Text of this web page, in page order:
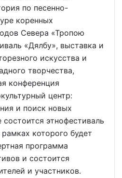
по песенно-
коренных
Севера «Тропою
«Дялбу», выставка и
искусства и
творчества,
конференция
центр:
и поиск новых
этнофестиваль
которого будет
программа
и состоится
и участников.